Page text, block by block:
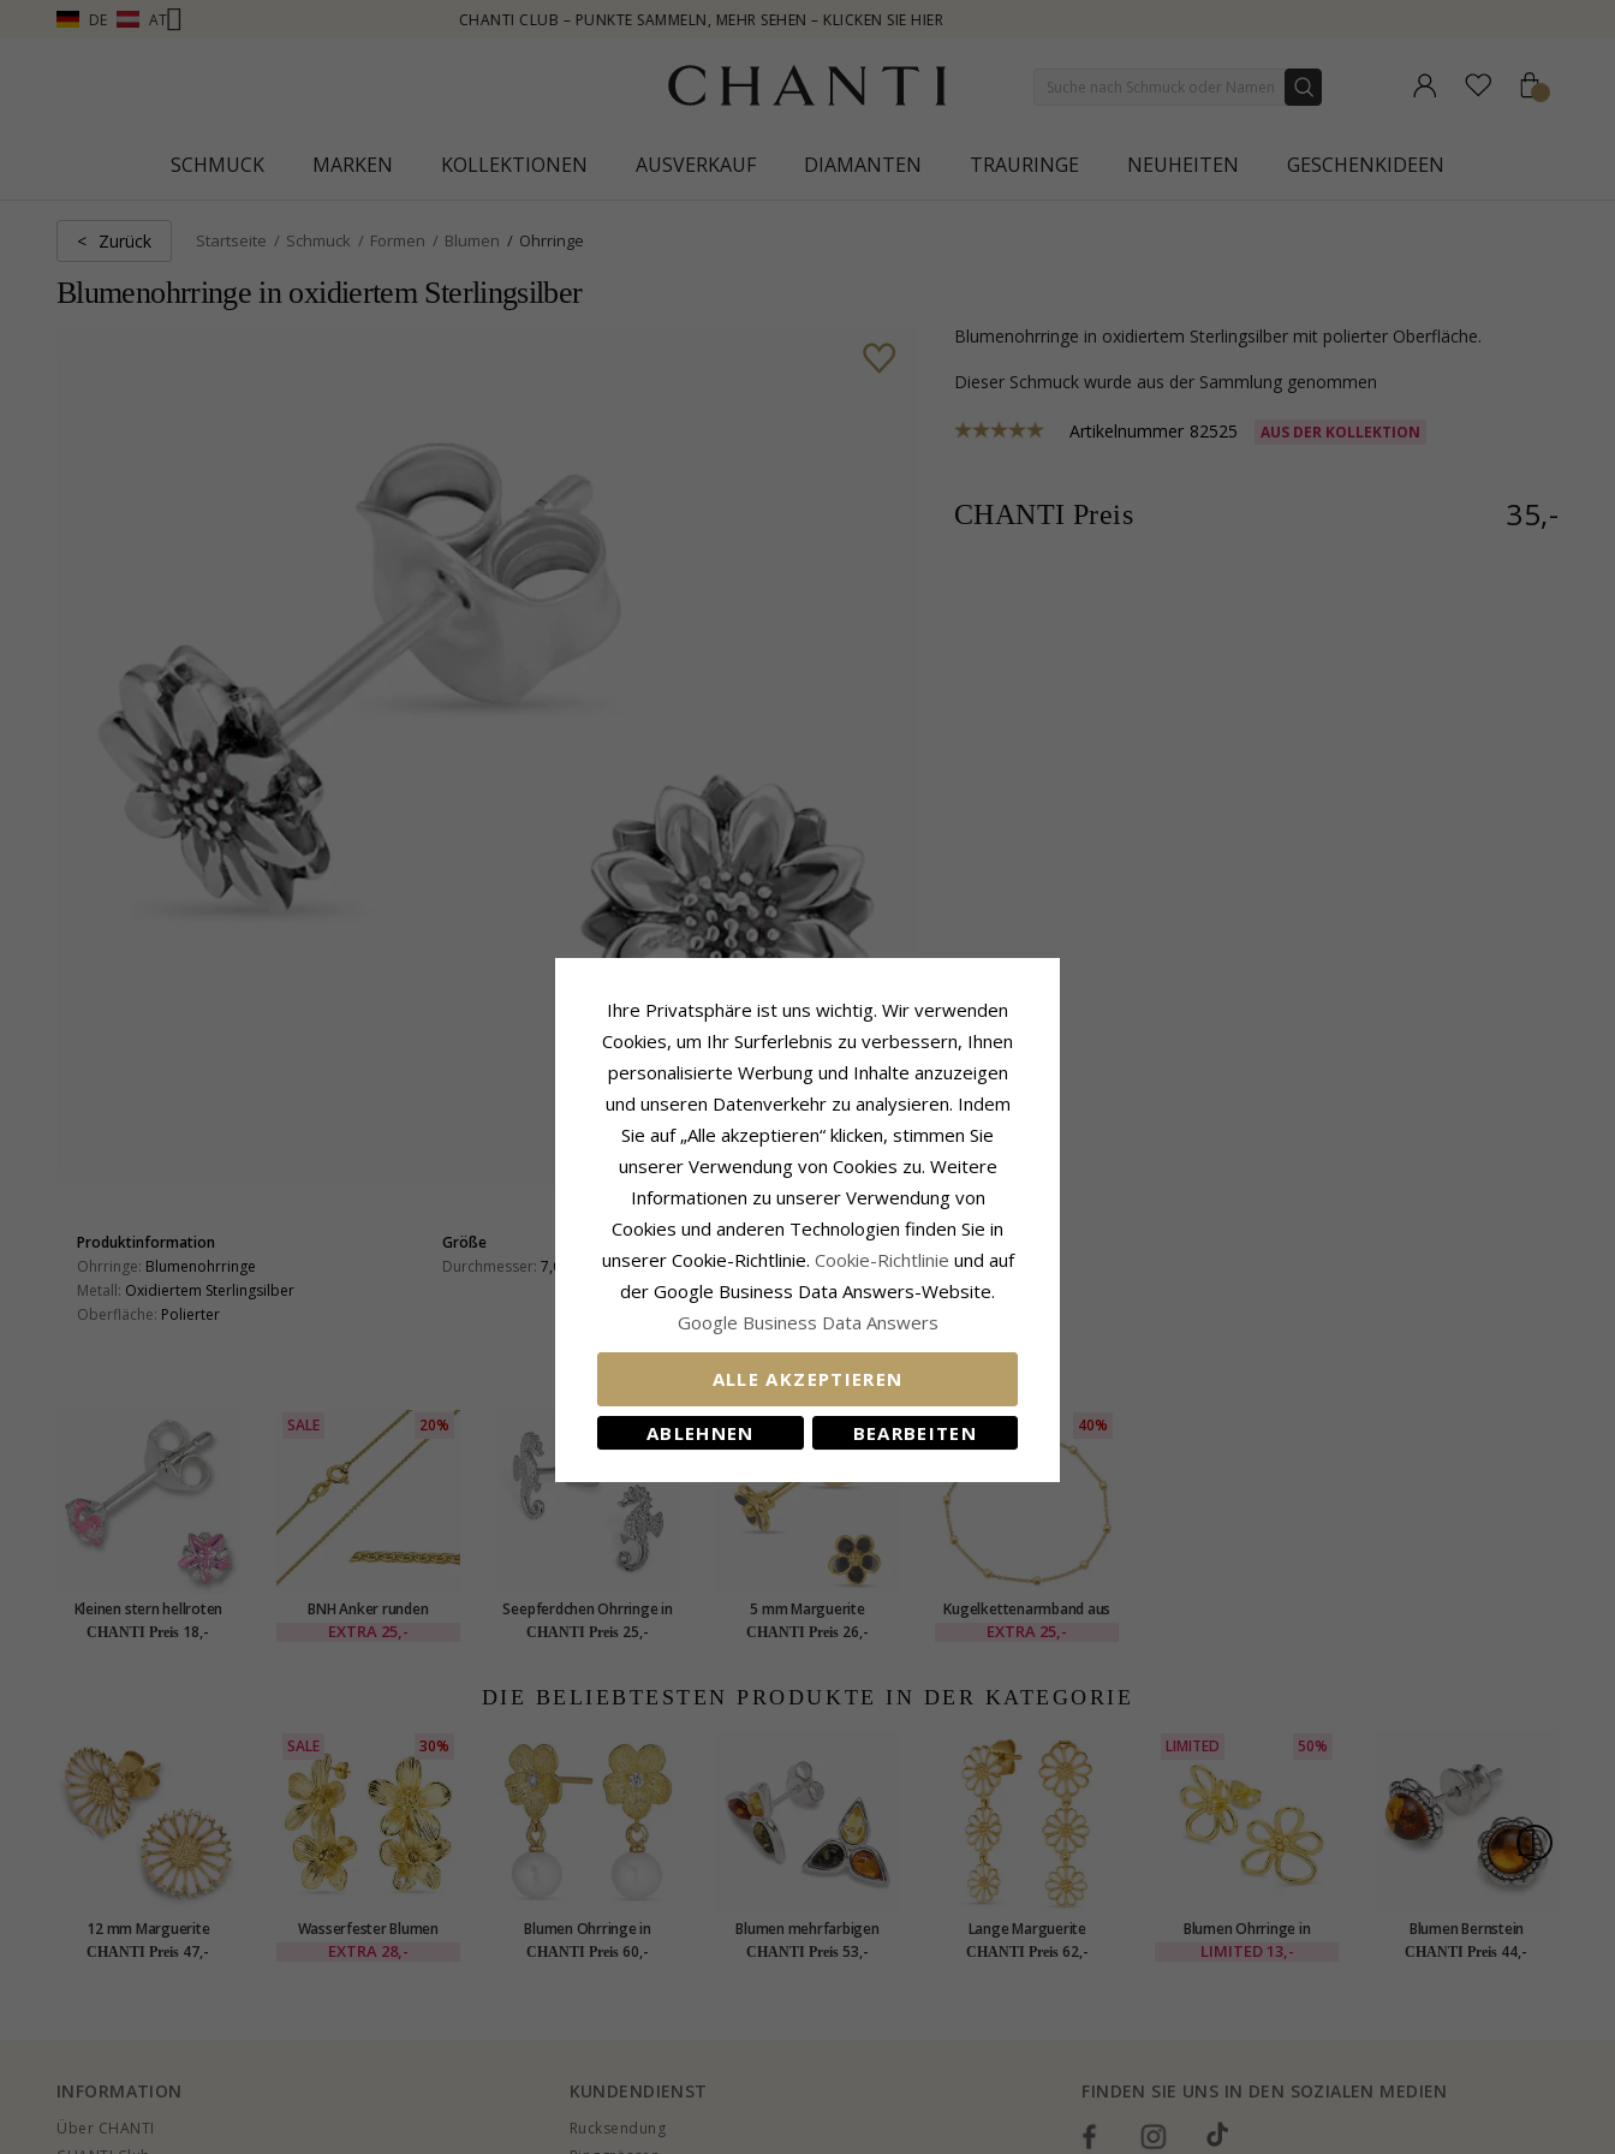
DE AT
CLUB – PUNKTE SAMMELN, MEHR SEHEN – KLICKEN SIE HIER
SCHMUCK MARKEN KOLLEKTIONEN AUSVERKAUF DIAMANTEN TRAURINGE NEUHEITEN GESCHENKIDEEN
< Zurück Startseite Schmuck Formen Blumen Ohrringe
Blumenohrringe in oxidiertem Sterlingsilber
Blumenohrringe in oxidiertem Sterlingsilber mit polierter Oberfläche.
Dieser Schmuck wurde aus der Sammlung genommen
Artikelnummer 82525 AUS DER KOLLEKTION
CHANTI Preis 35,-
Produktinformation
Ohrringe: Blumenohrringe
Metall: Oxidiertem Sterlingsilber
Oberfläche: Polierter
Größe
Durchmesser: 7,0 mm
Lieferzeit
Lieferzeit: 4-5 Werktage
KUNDEN KAUFTEN AUCH
Kleinen stern hellroten
zirkon ohrstecker in silber
CHANTI Preis 18,-
SALE 20%
BNH Anker runden
Armband aus vergoldetem
EXTRA 25,-
Seepferdchen Ohrringe in
Silber
CHANTI Preis 25,-
5 mm Marguerite
schwarzem Ohrstecker in
CHANTI Preis 26,-
SALE 40%
Kugelkettenarmband aus
vergoldetem Sterlingsilber
EXTRA 25,-
DIE BELIEBTESTEN PRODUKTE IN DER KATEGORIE
12 mm Marguerite
Ohrstecker in vergoldetem
CHANTI Preis 47,-
SALE 30%
Wasserfester Blumen
Ohrringe in vergoldetem
EXTRA 28,-
Blumen Ohrringe in
vergoldetem Sterlingsilber
CHANTI Preis 60,-
Blumen mehrfarbigen
Bernstein Ohrstecker in
CHANTI Preis 53,-
Lange Marguerite
Ohrstecker in vergoldetem
CHANTI Preis 62,-
LIMITED 50%
Blumen Ohrringe in
vergoldetes Messing - Eliné
LIMITED 13,-
Blumen Bernstein
Ohrstecker in Silber
CHANTI Preis 44,-
INFORMATION
Über CHANTI
KUNDENDIENST
Rucksendung
FINDEN SIE UNS IN DEN SOZIALEN MEDIEN
Ihre Privatsphäre ist uns wichtig. Wir verwenden
Cookies, um Ihr Surferlebnis zu verbessern, Ihnen
personalisierte Werbung und Inhalte anzuzeigen
und unseren Datenverkehr zu analysieren. Indem
Sie auf „Alle akzeptieren“ klicken, stimmen Sie
unserer Verwendung von Cookies zu. Weitere
Informationen zu unserer Verwendung von
Cookies und anderen Technologien finden Sie in
unserer Cookie-Richtlinie. Cookie-Richtlinie und auf
der Google Business Data Answers-Website.
Google Business Data Answers
ALLE AKZEPTIEREN
ABLEHNEN BEARBEITEN